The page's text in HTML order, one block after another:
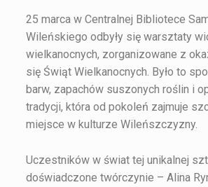
25 marca w Centralnej Bibliotece
Wileńskiego odbyły się warsztaty
wielkanocnych, zorganizowane z
się Świąt Wielkanocnych. Było to
barw, zapachów suszonych roślin i
tradycji, która od pokoleń zajmuje
miejsce w kulturze Wileńszczyzny.
Uczestników w świat tej unikalnej
doświadczone twórczynie – Alina